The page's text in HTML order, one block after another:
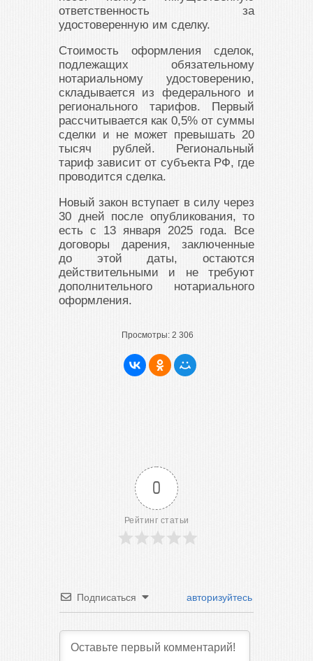
ответственность за
удостоверенную им сделку.
Стоимость оформления сделок,
подлежащих обязательному
нотариальному удостоверению,
складывается из федерального и
регионального тарифов. Первый
рассчитывается как 0,5% от суммы
сделки и не может превышать 20
тысяч рублей. Региональный
тариф зависит от субъекта РФ, где
проводится сделка.
Новый закон вступает в силу через
30 дней после опубликования, то
есть с 13 января 2025 года. Все
договоры дарения, заключенные
до этой даты, остаются
действительными и не требуют
дополнительного нотариального
оформления.
Просмотры: 2 306
0
Рейтинг статьи
Подписаться авторизуйтесь